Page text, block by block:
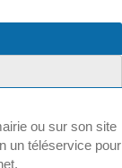
ou sur son site
un téléservice pour